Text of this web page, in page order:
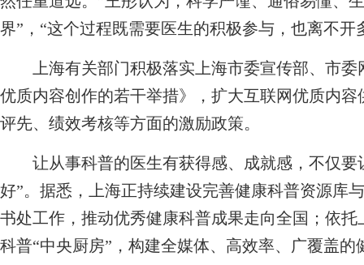
界”，“这个过程既需要医生的积极参与，也离不开
上海有关部门积极落实上海市委宣传部、市委
优质内容创作的若干举措》，扩大互联网优质内
评先、绩效考核等方面的激励政策。
让从事科普的医生有获得感、成就感，不仅要
好”。据悉，上海正持续建设完善健康科普资源库
书处工作，推动优秀健康科普成果走向全国；依
科普“中央厨房”，构建全媒体、高效率、广覆盖的